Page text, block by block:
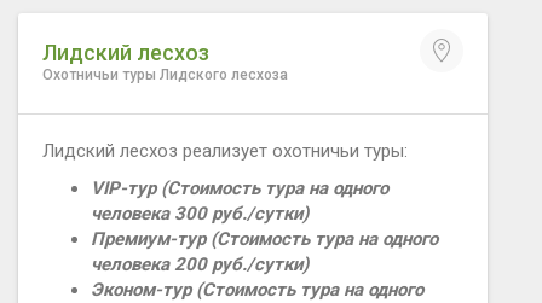
Лидский лесхоз
Охотничьи туры Лидского лесхоза
Лидский лесхоз реализует охотничьи туры:
VIP-тур (Стоимость тура на одного
человека 300 руб./сутки)
Премиум-тур (Стоимость тура на одного
человека 200 руб./сутки)
Эконом-тур (Стоимость тура на одного